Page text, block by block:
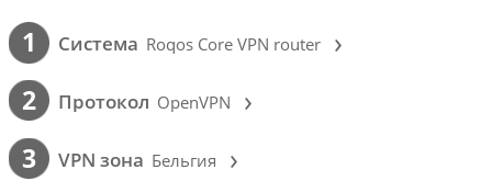
1 Cистема Roqos Core VPN router ›
2 Протокол OpenVPN ›
3 VPN зона Бельгия ›